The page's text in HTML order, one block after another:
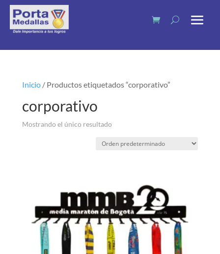
Inicio/ Productos etiquetados “corporativo”
corporativo
Mostrando el único resultado